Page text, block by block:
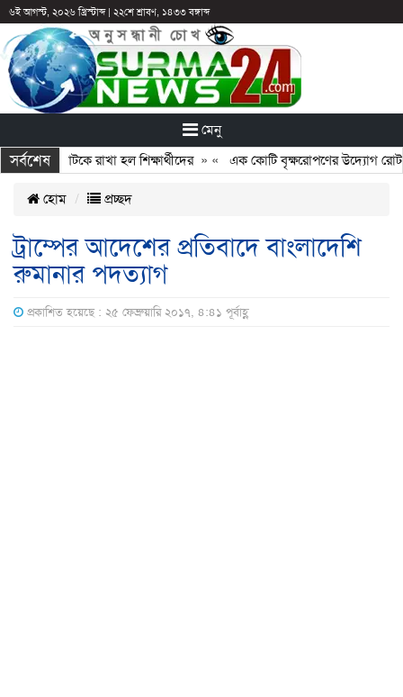
৬ই আগস্ট, ২০২৬ খ্রিস্টাব্দ| ২২শে শ্রাবণ, ১৪৩৩ বঙ্গাব্দ
মেনু
সর্বশেষ
পরও আটকে রাখা হল শিক্ষার্থীদের» «এক কোটি বৃক্ষরোপণের উদ্যোগ
হোম প্রচ্ছদ
ট্রাম্পের আদেশের প্রতিবাদে বাংলাদেশি
রুমানার পদত্যাগ
প্রকাশিত হয়েছে : ২৫ ফেব্রুয়ারি ২০১৭, ৪:৪১ পূর্বাহ্ণ